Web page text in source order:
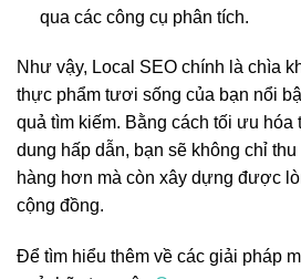
qua các công cụ phân tích.
Như vậy, Local SEO chính là chìa
thực phẩm tươi sống của bạn nổi
quả tìm kiếm. Bằng cách tối ưu hóa
dung hấp dẫn, bạn sẽ không chỉ
hàng hơn mà còn xây dựng được
cộng đồng.
Để tìm hiểu thêm về các giải pháp